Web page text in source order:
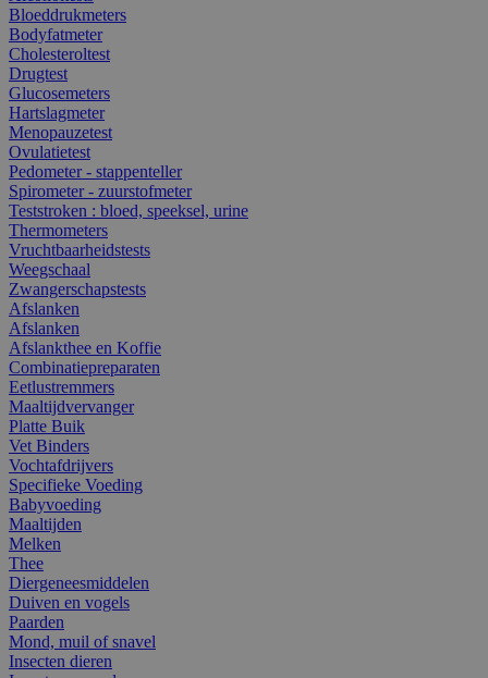
Bloeddrukmeters
Bodyfatmeter
Cholesteroltest
Drugtest
Glucosemeters
Hartslagmeter
Menopauzetest
Ovulatietest
Pedometer - stappenteller
Spirometer - zuurstofmeter
Teststroken : bloed, speeksel, urine
Thermometers
Vruchtbaarheidstests
Weegschaal
Zwangerschapstests
Afslanken
Afslanken
Afslankthee en Koffie
Combinatiepreparaten
Eetlustremmers
Maaltijdvervanger
Platte Buik
Vet Binders
Vochtafdrijvers
Specifieke Voeding
Babyvoeding
Maaltijden
Melken
Thee
Diergeneesmiddelen
Duiven en vogels
Paarden
Mond, muil of snavel
Insecten dieren